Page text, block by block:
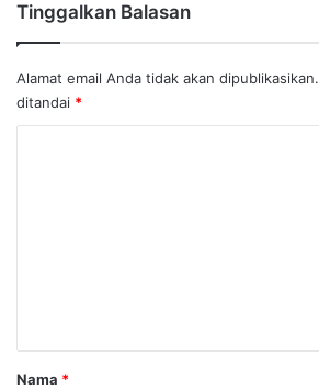
Tinggalkan Balasan
Alamat email Anda tidak akan dipublikasikan.
ditandai *
rNama *